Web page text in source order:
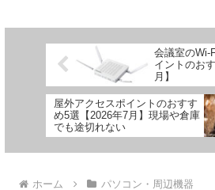
会議室のWi-
イントのお
月】
屋外アクセスポイントのおすす
め5選【2026年7月】現場や倉庫
でも途切れない
ホーム パソコン・周辺機器